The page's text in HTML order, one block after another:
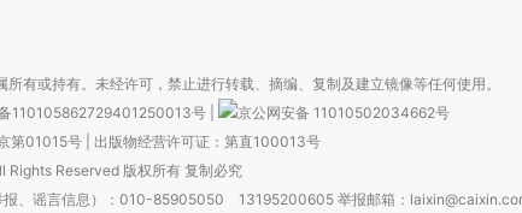
有或持有。未经许可，禁止进行转载、摘编、复制及建立镜像等任何使用。
110105862729401250013号
京公网安备 11010502034662号
第01015号| 出版物经营许可证：第直100013号
Rights Reserved 版权所有 复制必究
报、谣言信息）：010-85905050 13195200605 举报邮箱：